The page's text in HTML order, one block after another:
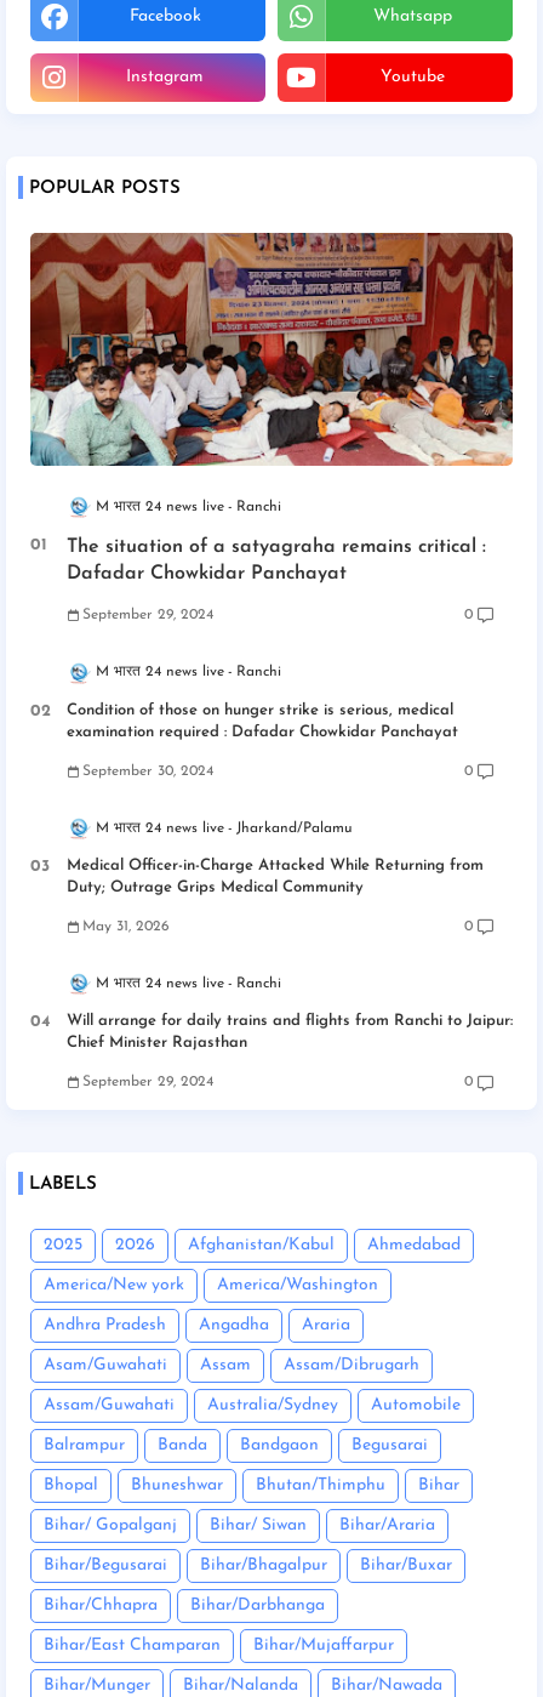
Facebook Whatsapp
Instagram Youtube
POPULAR POSTS
M भारत 24 news live Ranchi
The situation of a satyagraha remains critical :
Dafadar Chowkidar Panchayat
September 29, 2024 0
M भारत 24 news live Ranchi
Condition of those on hunger strike is serious, medical
examination required : Dafadar Chowkidar Panchayat
September 30, 2024 0
M भारत 24 news live Jharkand/Palamu
Medical Officer-in-Charge Attacked While Returning from
Duty; Outrage Grips Medical Community
May 31, 2026 0
M भारत 24 news live Ranchi
Will arrange for daily trains and flights from Ranchi to Jaipur:
Chief Minister Rajasthan
September 29, 2024 0
LABELS
2025 2026 Afghanistan/Kabul Ahmedabad
America/New york America/Washington
Andhra Pradesh Angadha Araria
Asam/Guwahati Assam Assam/Dibrugarh
Assam/Guwahati Australia/Sydney Automobile
Balrampur Banda Bandgaon Begusarai
Bhopal Bhuneshwar Bhutan/Thimphu Bihar
Bihar/ Gopalganj Bihar/ Siwan Bihar/Araria
Bihar/Begusarai Bihar/Bhagalpur Bihar/Buxar
Bihar/Chhapra Bihar/Darbhanga
Bihar/East Champaran Bihar/Mujaffarpur
Bihar/Munger Bihar/Nalanda Bihar/Nawada